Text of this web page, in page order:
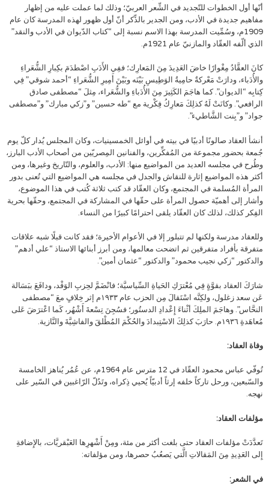
أنّها أول الخطوات للتّجديد في الشِّعر العربيّ؛ وذلك لما عملت عليه من إظهار
مفاهيم جديدة في الأدب، ومن الجدير بالذِّكر أنّ أول ظهور لهذه المدرسة كان عام
1909م، وسُمِّيت المدرسة بهذا الاسم نسبة إلى “كتاب الدّيوان في الأدب والنقد”
الذي ألّفه العقّاد والمازنيّ عام 1921م.
كانَ العقَّادُ مِغْوارًا خاضَ العَدِيدَ مِنَ المَعارِك؛ ففِي الأَدَبِ اصْطدَمَ بكِبارِ الشُّعَراءِ
والأُدَباء، ودارَتْ مَعْركةٌ حامِيةُ الوَطِيسِ بَيْنَه وبَيْنَ أَمِيرِ الشُّعَراءِ “أحمد شوقي” فِي
كِتابِه “الديوان”. كما هاجَمَ الكَثِيرَ مِنَ الأُدَباءِ والشُّعَراء، مِثلَ “مصطفى صادق
الرافعي”. وكانَتْ لَهُ كذلِكَ مَعارِكُ فِكْرية مع “طه حسين” و”زكي مبارك” و”مصطفى
جواد” و”بِنت الشَّاطيء”.
أنشأ العقاد صالونًا أدبيًا في بيته في أوائل الخمسينيات، وكان المجلس يُدار كلّ يوم
جُمعة بحضور مجموعة من المُفكِّرين، والفنانين المِصريّين من أصحاب الأدب البارز،
وطُرح في مجلسه العديد من المواضيع منها: الأدب، والعلوم، والتّاريخ وغيرها، ومن
أكثر هذه المواضيع إثارة للنقاش والجدل في مجلسه هي المواضيع التي تُعنى بدور
المرأة المُسلمة في المجتمع، وكان العقّاد قد كتب ثلاثة كُتب في هذا الموضوع،
وأشار إلى أهميّة حصول المرأة على حقّها في المشاركة في المجتمع، وحقّها بحرية
الفِكر كذلك، لذلك كان العقّاد يلقى احترامًا كبيرًا من النساء.
وللعقاد مدرسة ولكنها لم تتبلور إلا في الأعوام الأخيرة؛ فقد كانت قبلًا شبه علاقات
متفرقة بأفراد متفرقين ثم اتضحت معالمها، ومن أبرز أبنائها الاستاذ “علي أدهم”
والدكتور “زكي نجيب محمود” والدكتور “عثمان أمين”.
شارَكَ العقاد بقوَّةٍ فِي مُعْترَكِ الحَياةِ السِّياسيَّة؛ فانْضَمَّ لحِزبِ الوَفْد، ودافَعَ ببَسَالة
عَن سعد زغلول، ولكِنَّه اسْتَقالَ مِن الحزب عام ١٩٣٣م إثر خِلافٍ معَ “مصطفى
النحَّاس”. وهاجَمَ الملِكَ أثْناءَ إِعْدادِ الدستُور؛ فسُجِنَ تِسْعةَ أَشْهُر، كَما اعْترَضَ عَلى
مُعاهَدةِ ١٩٣٦م. حارَبَ كذلِكَ الاسْتِبدادَ والحُكْمَ المُطْلقَ والفاشِيَّةَ والنَّازية.
وفاة العقاد:
تُوفّي عباس محمود العقّاد في 12 مترس عام 1964م، عن عُمُر يُناهز الخامسة
والسّبعين، ورحل تاركاً خلفه إرثاً أدبيّاً يُحيي ذِكراه، وتَدُلّ الرّاغبين في السّير على
نهجه.
مؤلفات العقاد:
تَعدَّدَتْ مؤلفات العقاد حتى بلغت أكثر من مئة، ومِنْ أَشْهرِها العَبْقريَّات، بالإِضافةِ
إِلى العَدِيدِ مِنَ المَقالاتِ الَّتي يَصعُبُ حصرها، ومن مؤلفاته:
في الشعر: